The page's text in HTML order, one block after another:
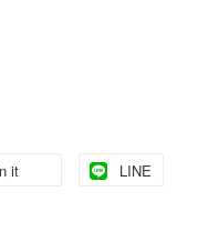
it LINE